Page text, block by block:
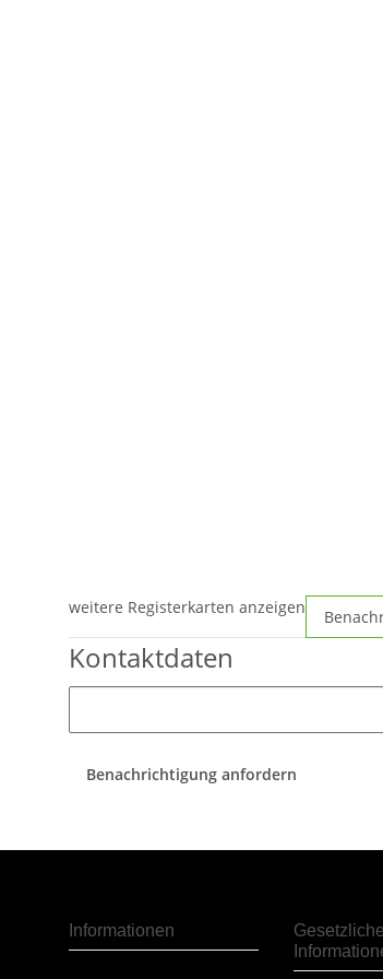
weitere Registerkarten anzeigen
Kontaktdaten
Benachrichtigung anfordern
Informationen
Gesetzliche